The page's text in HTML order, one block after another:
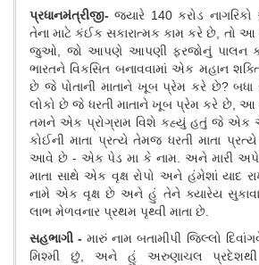
પ્રધાનમંત્રીજી- જ્યારે 140 કરોડ
તેના માટે કંઈક સકારાત્મક કામ કરે છે, તો
જુઓ, જો આપણે આપણી ફરજોનું પાલન
ભારતને વિકસિત બનાવવામાં એક મહાન
છે જે પોતાની માતાને ખૂબ પ્રેમ કરે છે?
લોકો છે જે ધરતી માતાને ખૂબ પ્રેમ કરે છે,
તમને એક પ્રોગ્રામ વિશે કહ્યું હતું જે એક
કોઈની માતા પ્રત્યે તેમજ ધરતી માતા
આવે છે - એક પેડ મા કે નામ. અને મારી
માતા સાથે એક વૃક્ષ રોપો અને હંમેશાં યાદ
નામે એક વૃક્ષ છે અને હું તેને ક્યારેય
લાભ મેળવનાર પ્રથમ પૃથ્વી માતા છે.
સહભાગી- મારું નામ બતામીપી જિલ્લો
મિશ્મી છું, અને હું અરુણાચલ